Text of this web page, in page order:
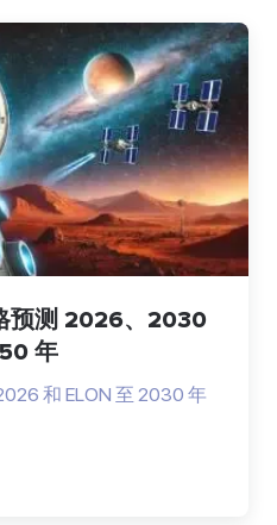
预测 2026、2030
年
和 ELON 至 2030 年